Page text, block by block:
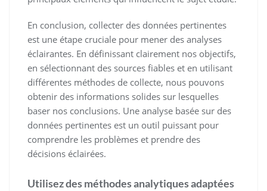
En conclusion, collecter des données pertinentes
est une étape cruciale pour mener des analyses
éclairantes. En définissant clairement nos objectifs,
en sélectionnant des sources fiables et en utilisant
différentes méthodes de collecte, nous pouvons
obtenir des informations solides sur lesquelles
baser nos conclusions. Une analyse basée sur des
données pertinentes est un outil puissant pour
comprendre les problèmes et prendre des
décisions éclairées.
Utilisez des méthodes analytiques adaptées